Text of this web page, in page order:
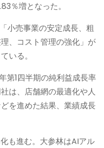
％増となった。
小売事業の安定成長、粗
、コスト管理の強化」が
いる。
第1四半期の純利益成長率
は、店舗網の最適化や人
を進めた結果、業績成長
も進む。大参林はAIアル